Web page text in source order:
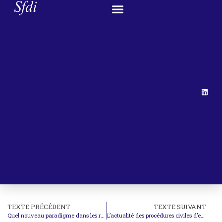
TEXTE PRÉCÉDENT
Quel nouveau paradigme dans les relations économiques internationales ?
TEXTE SUIVANT
L’actualité des procédures civiles d’exécution internationales